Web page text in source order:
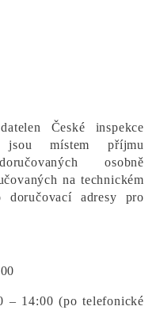
České inspekce
místem příjmu
osobně
na technickém
adresy pro
– 14:00 (po telefonické